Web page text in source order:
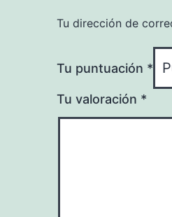
Tu dirección de
Tu puntuación *
Tu valoración *